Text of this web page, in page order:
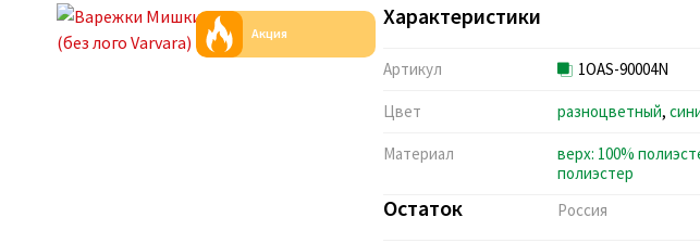
Акция
Характеристики
Артикул 1OAS-90004N
Цвет разноцветный,
Материал верх: 100%
полиэстер
Остаток Россия